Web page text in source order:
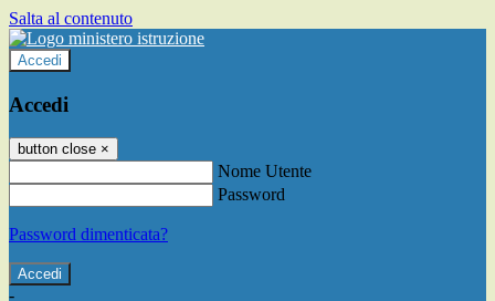
Salta al contenuto
Accedi
Accedi
button close ×
Nome Utente
Password
Password dimenticata?
-